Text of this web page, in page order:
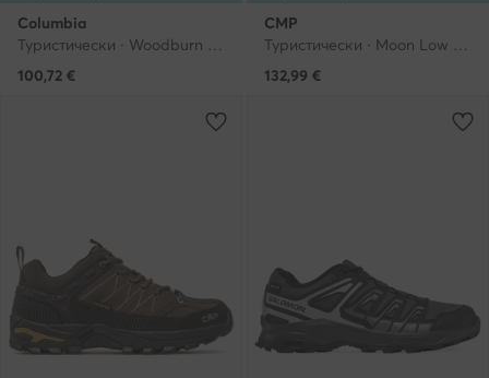
Columbia
Туристически · Woodburn II Waterproof 1553001 · Сив
100,72 €
CMP
Туристически · Moon Low Trekking Shoe Wp 31Q4787 · Син
132,99 €